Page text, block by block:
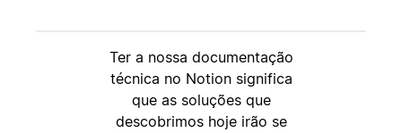
Ter a nossa documentação
técnica no Notion significa
que as soluções que
descobrimos hoje irão se